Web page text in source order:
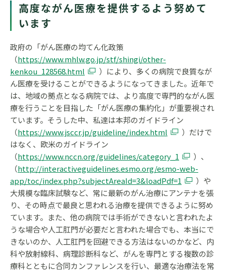
高度ながん医療を提供するよう努めて
います
政府の「がん医療の均てん化政策
（https://www.mhlw.go.jp/stf/shingi/other-
kenkou_128568.html
）により、多くの病院で良質なが
ん医療を受けることができるようになってきました。近年で
は、地域の拠点となる病院では、より高度で専門的ながん医
療を行うことを目指した「がん医療の集約化」が重要視され
ています。そうした中、私達は本邦のガイドライン
（https://www.jsccr.jp/guideline/index.html
）だけで
はなく、欧米のガイドライン
（https://www.nccn.org/guidelines/category_1
）、
（http://interactiveguidelines.esmo.org/esmo-web-
app/toc/index.php?subjectAreaId=3&loadPdf=1
）や
大規模な臨床試験など、常に最新のがん治療にアンテナを張
り、その時点で最良と思われる治療を提供できるように努め
ています。また、他の病院では手術ができないと言われたよ
うな場合や人工肛門が必要だと言われた場合でも、本当にで
きないのか、人工肛門を回避できる方法はないのかなど、内
科や放射線科、病理診断科など、がんを専門とする複数の診
療科とともに合同カンファレンスを行い、最適な治療法を常